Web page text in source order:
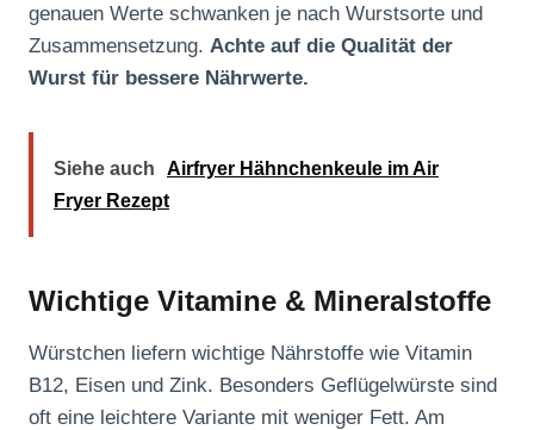
genauen Werte schwanken je nach Wurstsorte und
Zusammensetzung. Achte auf die Qualität der
Wurst für bessere Nährwerte.
Siehe auch
Airfryer Hähnchenkeule im Air
Fryer Rezept
Wichtige Vitamine & Mineralstoffe
Würstchen liefern wichtige Nährstoffe wie Vitamin
B12, Eisen und Zink. Besonders Geflügelwürste sind
oft eine leichtere Variante mit weniger Fett. Am